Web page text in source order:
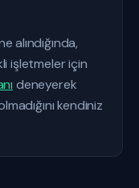
işletmeler için
deneyerek
kendiniz